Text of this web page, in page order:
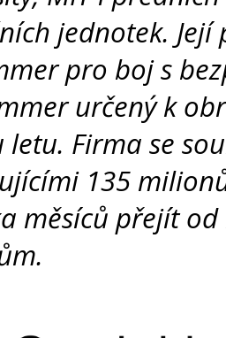
jednotek.
pro boj s
určený k
Firma se
135
měsíců přejít